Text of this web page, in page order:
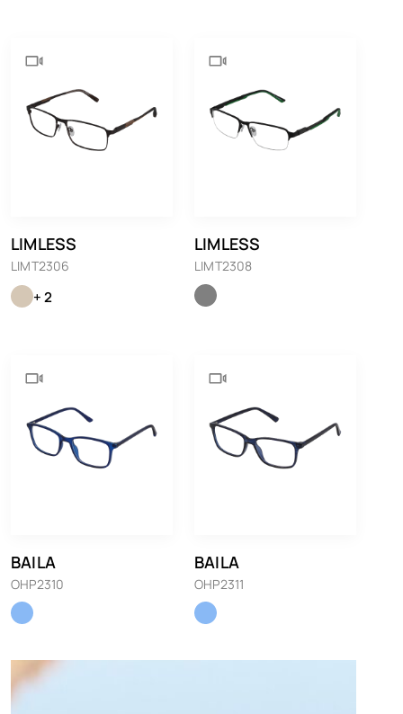
LIMLESS
LIMT2306
+ 2
LIMLESS
LIMT2308
BAILA
OHP2310
BAILA
OHP2311